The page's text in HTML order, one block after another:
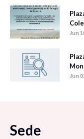
Jun
Jun
Sede